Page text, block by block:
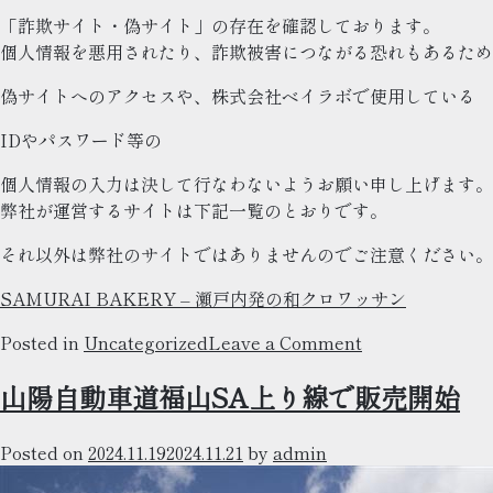
「詐欺サイト・偽サイト」の存在を確認しております。
個人情報を悪用されたり、詐欺被害につながる恐れもあるた
偽サイトへのアクセスや、株式会社ベイラボで使用している
IDやパスワード等の
個人情報の入力は決して行なわないようお願い申し上げます。
弊社が運営するサイトは下記一覧のとおりです。
それ以外は弊社のサイトではありませんのでご注意ください。
SAMURAI BAKERY – 瀬戸内発の和クロワッサン
Posted in UncategorizedLeave a Commenton
要
な
知
山陽自動車道福山SA上り線で販売開始
Posted on 2024.11.192024.11.21 byadmin